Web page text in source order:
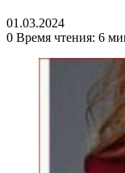
01.03.2024
0 Время чтения: 6